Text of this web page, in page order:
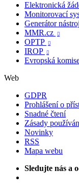
Elektronická
Monitorovací
Generátor
MMR.cz 
OPTP 
IROP 
Evropská
Web
GDPR
Prohlášení o
Snadné čtení
Zásady
Novinky
RSS
Mapa webu
Sledujte nás a